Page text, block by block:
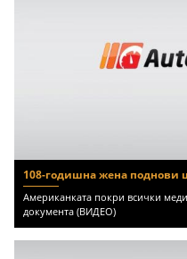
108-годишна жена поднови
Американката покри всички
документа (ВИДЕО)